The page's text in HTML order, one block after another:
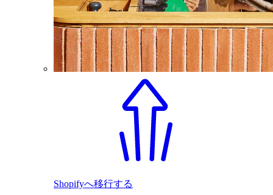
Shopifyへ移行する